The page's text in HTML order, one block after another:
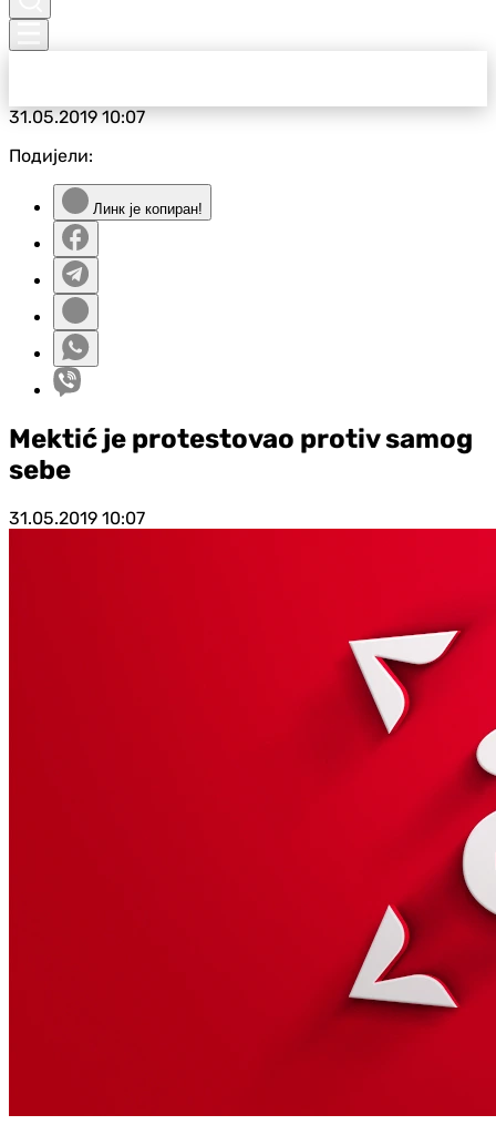
31.05.201910:07
Подијели:
Линк је копиран!
Mektić je protestovao protiv samog
sebe
31.05.2019 10:07